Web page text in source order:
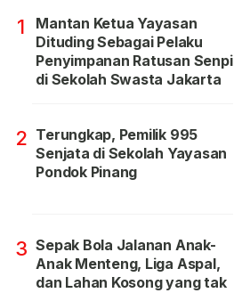
1
Mantan Ketua Yayasan
Dituding Sebagai Pelaku
Penyimpanan Ratusan Senpi
di Sekolah Swasta Jakarta
2 Terungkap, Pemilik 995
Senjata di Sekolah Yayasan
Pondok Pinang
3 Sepak Bola Jalanan Anak-
Anak Menteng, Liga Aspal,
dan Lahan Kosong yang tak